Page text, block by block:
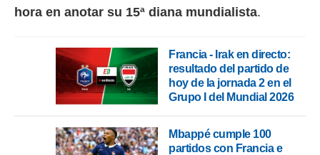
hora en anotar su 15ª diana mundialista.
Francia - Irak en directo:
resultado del partido de
hoy de la jornada 2 en el
Grupo I del Mundial 2026
Mbappé cumple 100
partidos con Francia e